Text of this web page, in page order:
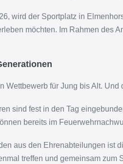
wird der Sportplatz in
möchten. Im Rahmen des
Wettbewerb für Jung bis Alt.
sind fest in den Tag
bereits im
aus den Ehrenabteilungen ist
treffen und gemeinsam